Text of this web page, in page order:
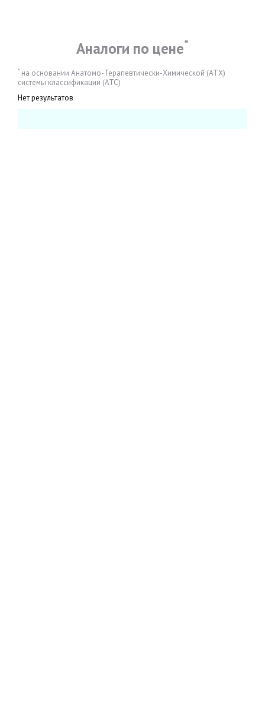
Аналоги по цене*
* на основании Анатомо-Терапевтически-Химической (АТХ)
системы классификации (АТС)
Нет результатов